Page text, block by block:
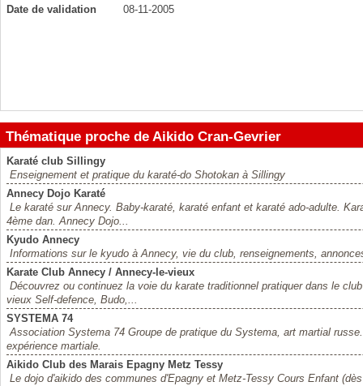
Date de validation
08-11-2005
Thématique proche de Aikido Cran-Gevrier
Karaté club Sillingy
Enseignement et pratique du karaté-do Shotokan à Sillingy
Annecy Dojo Karaté
Le karaté sur Annecy. Baby-karaté, karaté enfant et karaté ado-adulte.
4ème dan. Annecy Dojo...
Kyudo Annecy
Informations sur le kyudo à Annecy, vie du club, renseignements,
Karate Club Annecy / Annecy-le-vieux
Découvrez ou continuez la voie du karate traditionnel pratiquer dans le
vieux Self-defence, Budo,...
SYSTEMA 74
Association Systema 74 Groupe de pratique du Systema, art martial
expérience martiale.
Aikido Club des Marais Epagny Metz Tessy
Le dojo d'aikido des communes d'Epagny et Metz-Tessy Cours Enfant